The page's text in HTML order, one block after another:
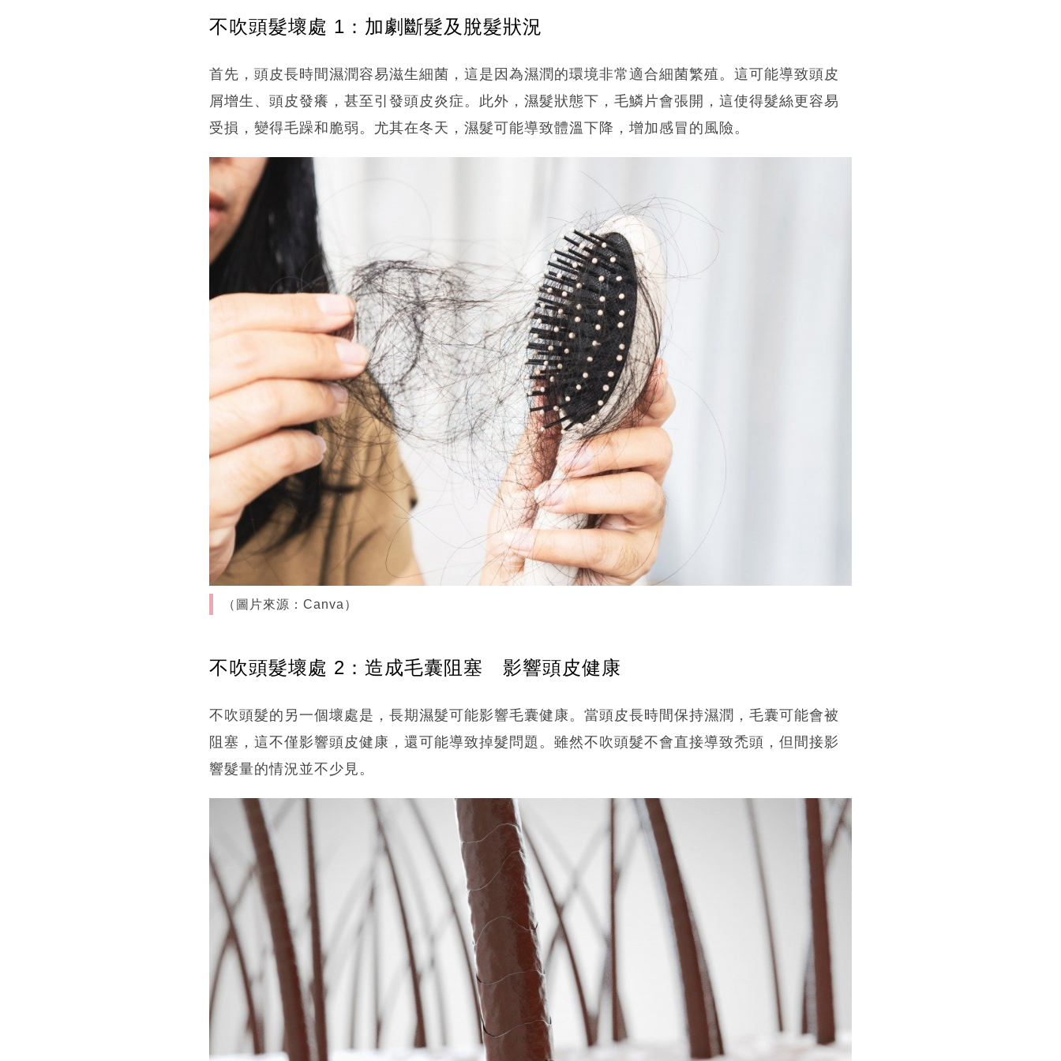
不吹頭髮壞處 1：加劇斷髮及脫髮狀況
首先，頭皮長時間濕潤容易滋生細菌，這是因為濕潤的環境非常適合細菌繁殖。這可能導致頭皮
屑增生、頭皮發癢，甚至引發頭皮炎症。此外，濕髮狀態下，毛鱗片會張開，這使得髮絲更容易
受損，變得毛躁和脆弱。尤其在冬天，濕髮可能導致體溫下降，增加感冒的風險。
（圖片來源：Canva）
不吹頭髮壞處 2：造成毛囊阻塞 影響頭皮健康
不吹頭髮的另一個壞處是，長期濕髮可能影響毛囊健康。當頭皮長時間保持濕潤，毛囊可能會被
阻塞，這不僅影響頭皮健康，還可能導致掉髮問題。雖然不吹頭髮不會直接導致禿頭，但間接影
響髮量的情況並不少見。